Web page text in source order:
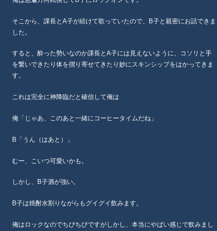
そこから、課長とA子が続けて歌っていたので、B子と親密にお話できま
した。
すると、酔った勢いなのか課長とA子には見えないように、コソリと手
を繋いできたり体を摺り寄せてきたり妙にスキンシップをはかってきま
す。
これは完全に神降臨だと確信して俺は
俺「じゃあ、このあと一緒にコーヒータイムだね」
B「うん（はあと）」
むー、こいつ可愛いかも。
しかし、B子酒が強い。
B子は焼酎水割りながらもグイグイ飲みます。
俺はロックなのでちびちびですがしかし、本当にやばい感じで飲みまし